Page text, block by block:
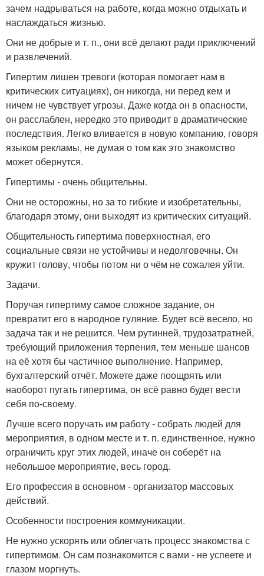
зачем надрываться на работе, когда можно отдыхать и
наслаждаться жизнью.
Они не добрые и т. п., они всё делают ради приключений
и развлечений.
Гипертим лишен тревоги (которая помогает нам в
критических ситуациях), он никогда, ни перед кем и
ничем не чувствует угрозы. Даже когда он в опасности,
он расслаблен, нередко это приводит в драматические
последствия. Легко вливается в новую компанию, говоря
языком рекламы, не думая о том как это знакомство
может обернутся.
Гипертимы - очень общительны.
Они не осторожны, но за то гибкие и изобретательны,
благодаря этому, они выходят из критических ситуаций.
Общительность гипертима поверхностная, его
социальные связи не устойчивы и недолговечны. Он
кружит голову, чтобы потом ни о чём не сожалея уйти.
Задачи.
Поручая гипертиму самое сложное задание, он
превратит его в народное гуляние. Будет всё весело, но
задача так и не решится. Чем рутинней, трудозатратней,
требующий приложения терпения, тем меньше шансов
на её хотя бы частичное выполнение. Например,
бухгалтерский отчёт. Можете даже поощрять или
наоборот пугать гипертима, он всё равно будет вести
себя по-своему.
Лучше всего поручать им работу - собрать людей для
мероприятия, в одном месте и т. п. единственное, нужно
ограничить круг этих людей, иначе он соберёт на
небольшое мероприятие, весь город.
Его профессия в основном - организатор массовых
действий.
Особенности построения коммуникации.
Не нужно ускорять или облегчать процесс знакомства с
гипертимом. Он сам познакомится с вами - не успеете и
глазом моргнуть.